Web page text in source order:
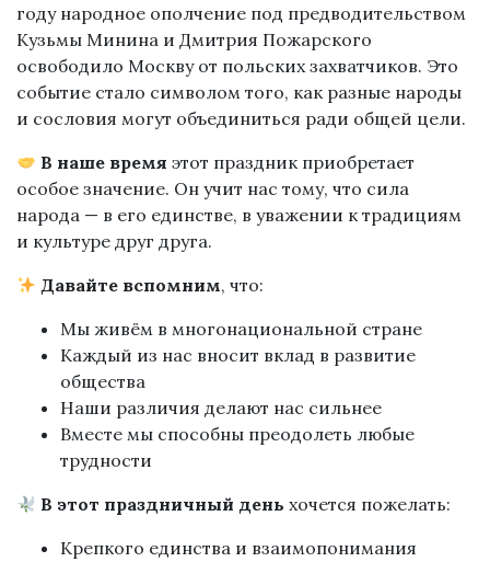
году народное ополчение под предводительством
Кузьмы Минина и Дмитрия Пожарского
освободило Москву от польских захватчиков. Это
событие стало символом того, как разные народы
и сословия могут объединиться ради общей цели.
В наше время этот праздник приобретает
особое значение. Он учит нас тому, что сила
народа — в его единстве, в уважении к традициям
и культуре друг друга.
Давайте вспомним, что:
Мы живём в многонациональной стране
Каждый из нас вносит вклад в развитие
общества
Наши различия делают нас сильнее
Вместе мы способны преодолеть любые
трудности
В этот праздничный день хочется пожелать:
Крепкого единства и взаимопонимания